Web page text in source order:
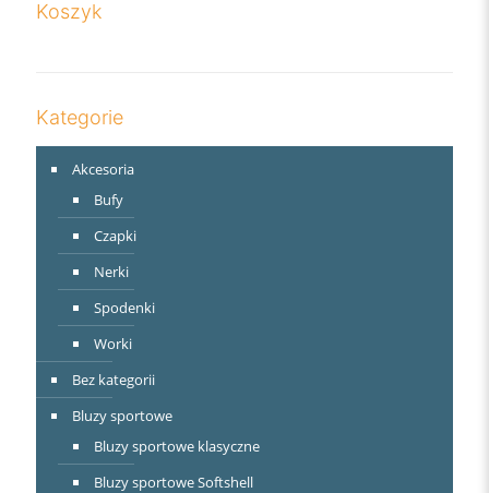
Koszyk
Kategorie
Akcesoria
Bufy
Czapki
Nerki
Spodenki
Worki
Bez kategorii
Bluzy sportowe
Bluzy sportowe klasyczne
Bluzy sportowe Softshell